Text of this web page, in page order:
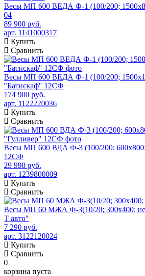
Весы МП 600 ВЕДА Ф-1 (100/200;
04
89 900 руб.
арт. 1141000317
Купить
Сравнить
Весы МП 600 ВЕДА Ф-1 (100/200;
"Батискаф" 12СФ
174 900 руб.
арт. 1122220036
Купить
Сравнить
Весы МП 600 ВДА Ф-3 (100/200;
12СФ
29 990 руб.
арт. 1239800009
Купить
Сравнить
Весы МП 60 МЖА Ф-3(10/20; 300х400;
Т авто"
7 290 руб.
арт. 3122120024
Купить
Сравнить
0
корзина пуста